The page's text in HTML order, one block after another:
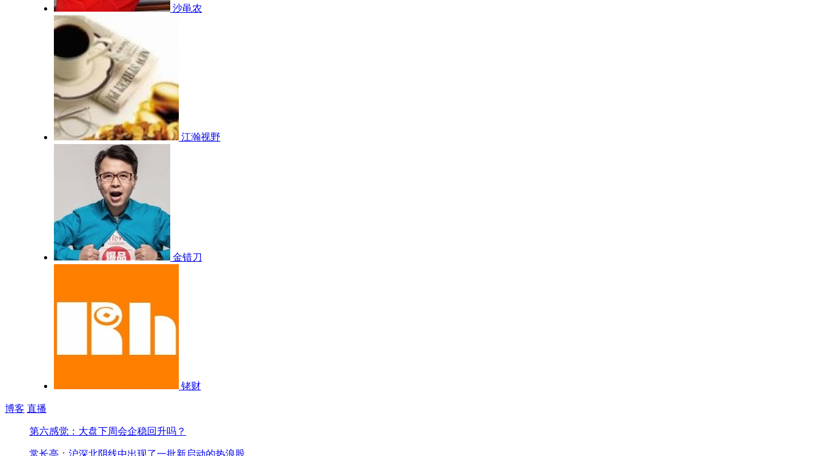
沙黾农
江瀚视野
金错刀
铑财
博客 直播
第六感觉：大盘下周会企稳回升吗？
常长亭：沪深北阴线中出现了一批新启动的热浪股